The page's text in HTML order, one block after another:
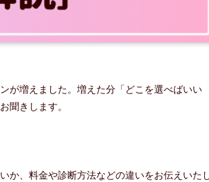
が増えました。増えた分「どこを選べばいい
聞きします。
か、料金や診断方法などの違いをお伝えいた